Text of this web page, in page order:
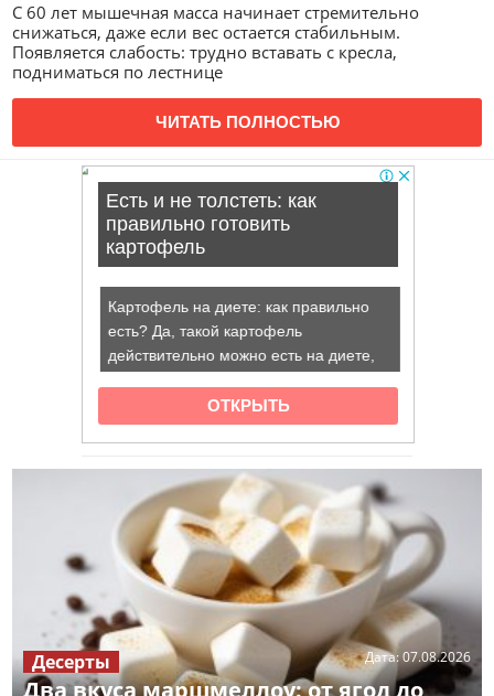
С 60 лет мышечная масса начинает стремительно
снижаться, даже если вес остается стабильным.
Появляется слабость: трудно вставать с кресла,
подниматься по лестнице
ЧИТАТЬ ПОЛНОСТЬЮ
Два вкуса маршмеллоу: от ягод до
Дата:07.08.2026
Десерты